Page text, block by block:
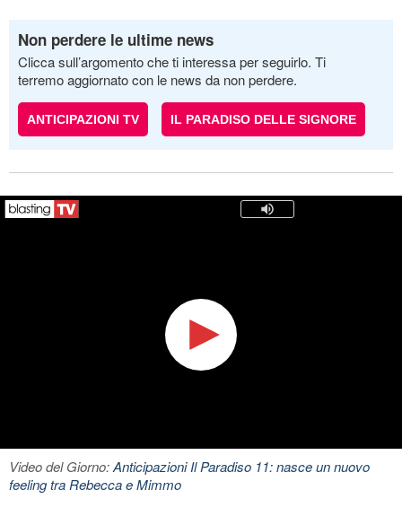
Non perdere le ultime news
Clicca sull’argomento che ti interessa per seguirlo. Ti
terremo aggiornato con le news da non perdere.
ANTICIPAZIONI TV IL PARADISO DELLE SIGNORE
Video del Giorno:Anticipazioni Il Paradiso 11: nasce un nuovo
feeling tra Rebecca e Mimmo